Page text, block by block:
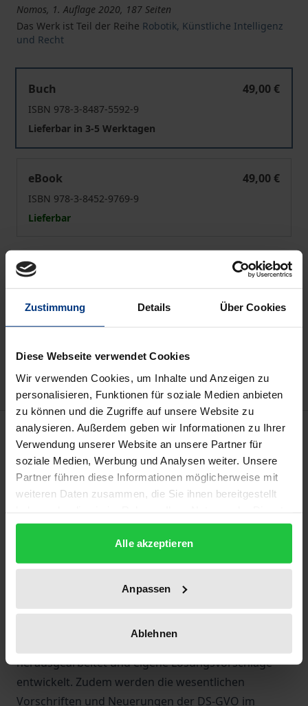
Zustimmung Details Über Cookies
Diese Webseite verwendet Cookies
Wir verwenden Cookies, um Inhalte und Anzeigen zu
personalisieren, Funktionen für soziale Medien anbieten
zu können und die Zugriffe auf unsere Website zu
analysieren. Außerdem geben wir Informationen zu Ihrer
Verwendung unserer Website an unsere Partner für
soziale Medien, Werbung und Analysen weiter. Unsere
Partner führen diese Informationen möglicherweise mit
weiteren Daten zusammen, die Sie ihnen bereitgestellt
gesammelt haben.
Alle akzeptieren
Anpassen
Ablehnen
Nomos, 1. Auflage 2020, 187 Seiten
Das Werk ist Teil der Reihe Robotik, Künstliche Intelligenz
und Recht
Buch
49,00 €
ISBN 978-3-8487-5592-9
Lieferbar in 3-5 Werktagen
eBook
49,00 €
ISBN 978-3-8452-9769-9
Lieferbar
Preisangaben inkl. MwSt. Abhängig von der Lieferadresse
kann die MwSt. an der Kasse variieren.
Hinweise zu Versandkosten
Beschreibung
„Industrie 4.0“ bringt diverse Risiken im Bereich der
Datensicherheit und des Datenschutzes mit sich.
werden zunächst die verschiedenen
Erscheinungsformen des Cybercrime betrachtet,
wobei insbesondere auf die gängigen Methoden des
Hackings sowie die europäischen, deutschen und
herausgearbeitet und eigene Lösungsvorschläge
entwickelt. Zudem werden die wesentlichen
Vorschriften und Neuerungen der DS-GVO im